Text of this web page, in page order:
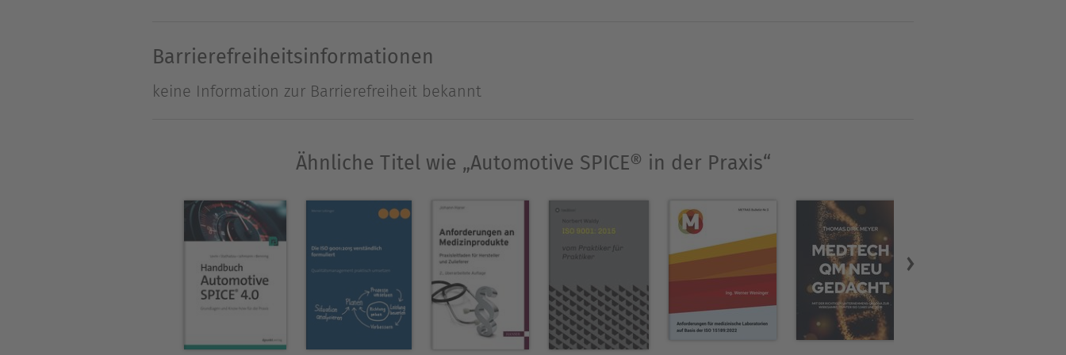
Systemebene und Domänen (Software, Hardware, Mechanik) sowie die Traceability und
jeweils Zweck, Basispraktiken und Arbeitsprodukte eines Prozesses im Detail erläutert. Der Buchaufbau
Modells zugeordnet werden können. Das Buch richtet sich in erster Linie an Praktiker, die bereits über
ISO/IEC 15504-Grundlagenwissen verfügen und Hilfestellung für die Umsetzung von Automotive SPICE in
der Praxis suchen. Die 2. Auflage wurde auf Automotive SPICE v3.0 aktualisiert und ergänzt um aktuelle
Themen wie praxistaugliche Assessments gemäß intacs™-�Anforderungen, agile Entwicklung und
funktionale Sicherheit nach ISO 26262.
Über Markus Müller
Markus Müller (Jg. 1955) studierte Erziehungswissenschaft und promovierte in Behindertenpädagogik. Er
Barrierefreiheitsinformationen
keine Information zur Barrierefreiheit bekannt
Ähnliche Titel wie „Automotive SPICE® in der Praxis“